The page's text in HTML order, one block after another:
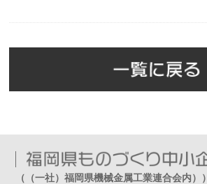
（（一社）福岡県機械金属工業連合会内））